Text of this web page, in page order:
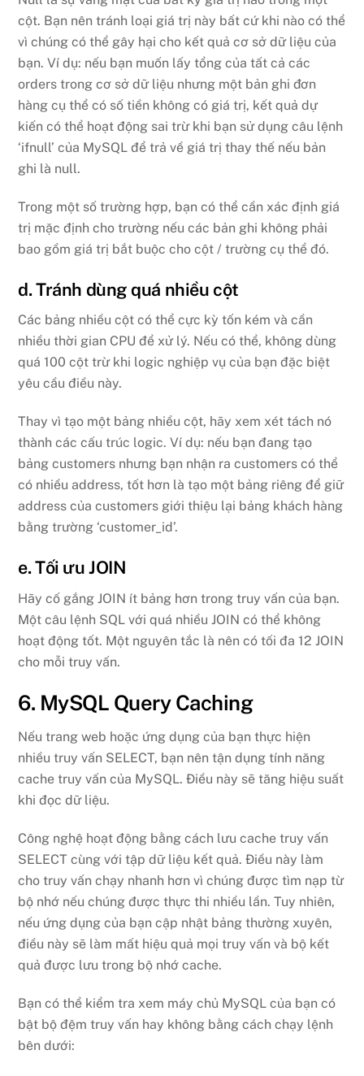
cột. Bạn nên tránh loại giá trị này bất cứ khi nào có thể
vì chúng có thể gây hại cho kết quả cơ sở dữ liệu của
bạn. Ví dụ: nếu bạn muốn lấy tổng của tất cả các
orders trong cơ sở dữ liệu nhưng một bản ghi đơn
hàng cụ thể có số tiền không có giá trị, kết quả dự
kiến có thể hoạt động sai trừ khi bạn sử dụng câu lệnh
‘ifnull’ của MySQL để trả về giá trị thay thế nếu bản
ghi là null.
Trong một số trường hợp, bạn có thể cần xác định giá
trị mặc định cho trường nếu các bản ghi không phải
bao gồm giá trị bắt buộc cho cột / trường cụ thể đó.
d. Tránh dùng quá nhiều cột
Các bảng nhiều cột có thể cực kỳ tốn kém và cần
nhiều thời gian CPU để xử lý. Nếu có thể, không dùng
quá 100 cột trừ khi logic nghiệp vụ của bạn đặc biệt
yêu cầu điều này.
Thay vì tạo một bảng nhiều cột, hãy xem xét tách nó
thành các cấu trúc logic. Ví dụ: nếu bạn đang tạo
bảng customers nhưng bạn nhận ra customers có thể
có nhiều address, tốt hơn là tạo một bảng riêng để giữ
address của customers giới thiệu lại bảng khách hàng
bằng trường ‘customer_id’.
e. Tối ưu JOIN
Hãy cố gắng JOIN ít bảng hơn trong truy vấn của bạn.
Một câu lệnh SQL với quá nhiều JOIN có thể không
hoạt động tốt. Một nguyên tắc là nên có tối đa 12 JOIN
cho mỗi truy vấn.
6. MySQL Query Caching
Nếu trang web hoặc ứng dụng của bạn thực hiện
nhiều truy vấn SELECT, bạn nên tận dụng tính năng
cache truy vấn của MySQL. Điều này sẽ tăng hiệu suất
khi đọc dữ liệu.
Công nghệ hoạt động bằng cách lưu cache truy vấn
SELECT cùng với tập dữ liệu kết quả. Điều này làm
cho truy vấn chạy nhanh hơn vì chúng được tìm nạp từ
bộ nhớ nếu chúng được thực thi nhiều lần. Tuy nhiên,
nếu ứng dụng của bạn cập nhật bảng thường xuyên,
điều này sẽ làm mất hiệu quả mọi truy vấn và bộ kết
quả được lưu trong bộ nhớ cache.
Bạn có thể kiểm tra xem máy chủ MySQL của bạn có
bật bộ đệm truy vấn hay không bằng cách chạy lệnh
bên dưới: